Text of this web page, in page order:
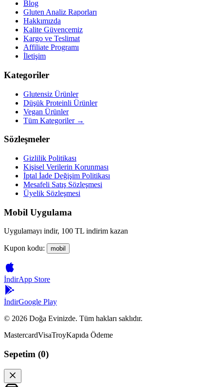
Blog
Gluten Analiz Raporları
Hakkımızda
Kalite Güvencemiz
Kargo ve Teslimat
Affiliate Programı
İletişim
Kategoriler
Glutensiz Ürünler
Düşük Proteinli Ürünler
Vegan Ürünler
Tüm Kategoriler →
Sözleşmeler
Gizlilik Politikası
Kişisel Verilerin Korunması
İptal İade Değişim Politikası
Mesafeli Satış Sözleşmesi
Üyelik Sözleşmesi
Mobil Uygulama
Uygulamayı indir, 100 TL indirim kazan
Kupon kodu: mobil
İndirApp Store
İndirGoogle Play
© 2026 Doğa Evinizde. Tüm hakları saklıdır.
MastercardVisaTroyKapıda Ödeme
Sepetim (0)